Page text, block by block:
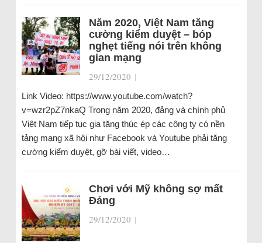
Năm 2020, Việt Nam tăng
cường kiểm duyệt – bóp
nghẹt tiếng nói trên không
gian mạng
29/12/2020 |
Link Video: https://www.youtube.com/watch?
v=wzr2pZ7nkaQ Trong năm 2020, đảng và chính phủ
Việt Nam tiếp tục gia tăng thúc ép các công ty có nền
tảng mạng xã hội như Facebook và Youtube phải tăng
cường kiểm duyệt, gỡ bài viết, video…
Chơi với Mỹ không sợ mất
Đảng
29/12/2020 |